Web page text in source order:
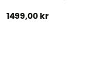
1499,00 kr